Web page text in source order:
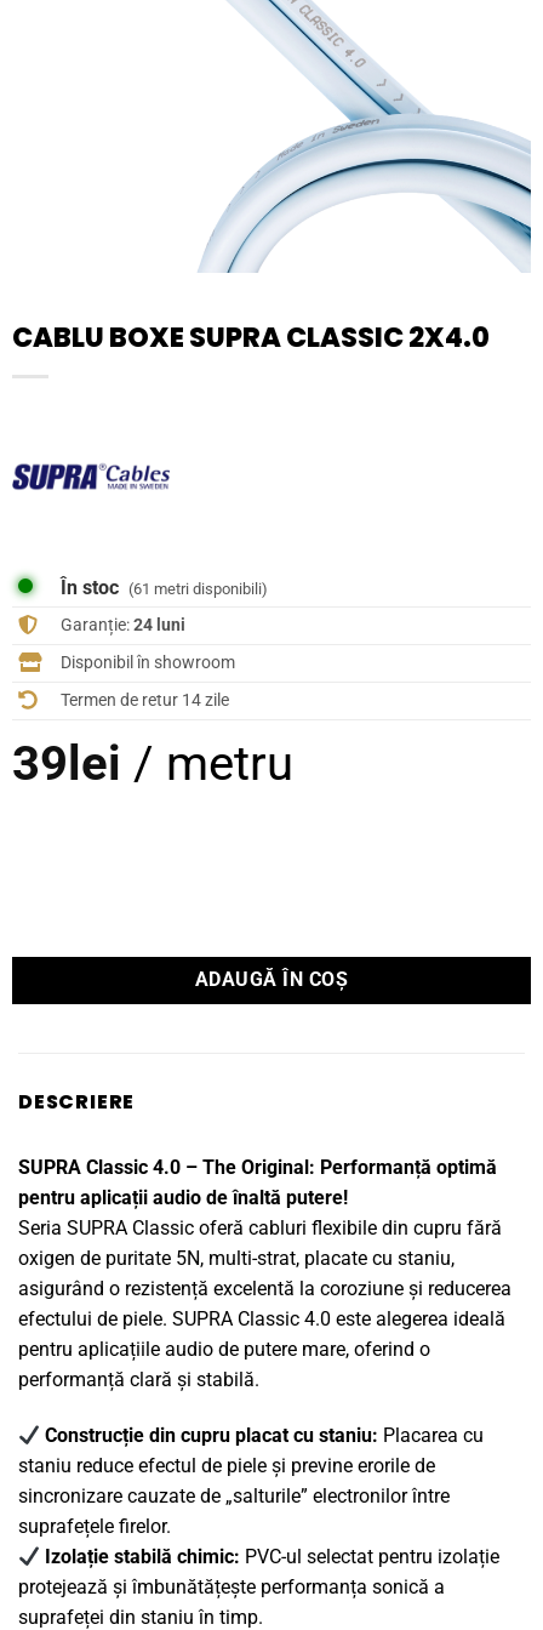
CABLU BOXE SUPRA CLASSIC 2X4.0
În stoc (61 metri disponibili)
Garanție:24 luni
Disponibil în showroom
Termen de retur 14 zile
39 lei / metru
ADAUGĂ ÎN COȘ
DESCRIERE
SUPRA Classic 4.0 – The Original: Performanță optimă
pentru aplicații audio de înaltă putere!
Seria SUPRA Classic oferă cabluri flexibile din cupru fără
oxigen de puritate 5N, multi-strat, placate cu staniu,
asigurând o rezistență excelentă la coroziune și reducerea
efectului de piele. SUPRA Classic 4.0 este alegerea ideală
pentru aplicațiile audio de putere mare, oferind o
performanță clară și stabilă.
Construcție din cupru placat cu staniu: Placarea cu
staniu reduce efectul de piele și previne erorile de
sincronizare cauzate de „salturile” electronilor între
suprafețele firelor.
Izolație stabilă chimic: PVC-ul selectat pentru izolație
protejează și îmbunătățește performanța sonică a
suprafeței din staniu în timp.